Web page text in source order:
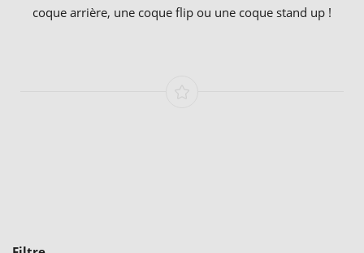
coque arrière, une coque flip ou une coque stand up !